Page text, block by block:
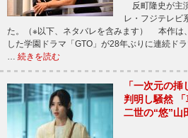
反町隆史が主
レ・フジテレビ
た。（※以下、ネタバレを含みます） 本作は
した学園ドラマ「GTO」が28年ぶりに連続ド
… 続きを読む
「一次元の
判明し騒然
二世の“悠”山